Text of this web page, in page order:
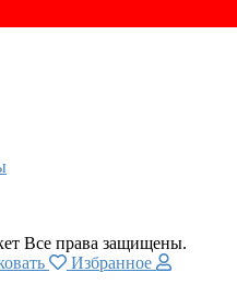
Все права защищены.
Избранное